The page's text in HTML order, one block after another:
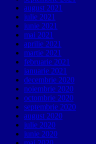
august 2021
iulie 2021
iunie 2021
mai 2021
aprilie 2021
martie 2021
februarie 2021
ianuarie 2021
decembrie 2020
noiembrie 2020
octombrie 2020
septembrie 2020
august 2020
iulie 2020
iunie 2020